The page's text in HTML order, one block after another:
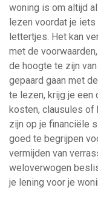
woning is om altijd
lezen voordat je
lettertjes. Het kan
met de
de hoogte te zijn
gepaard gaan met
te lezen, krijg je een
kosten, clausules of
zijn op je financiële
goed te begrijpen
vermijden van
weloverwogen
je lening voor je